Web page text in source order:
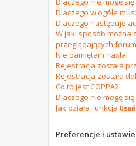
Dlaczego w ogóle
Dlaczego następuje
W jaki sposób można
przeglądających
Nie pamiętam hasła!
Rejestracja została
Rejestracja została
Co to jest COPPA?
Dlaczego nie mogę
Jak działa funkcja
Preferencje i